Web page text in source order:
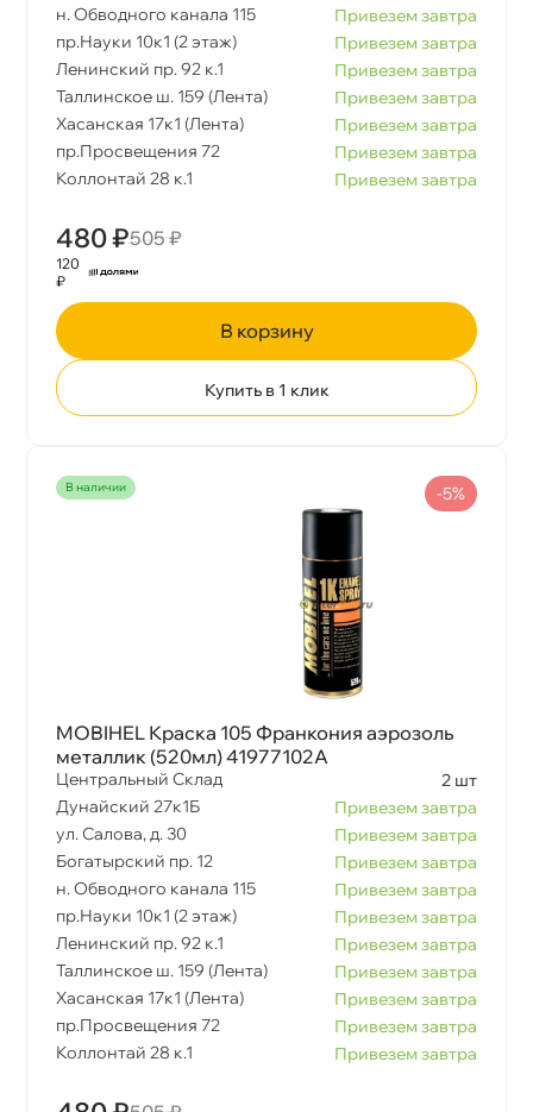
н. Обводного канала 115
Привезем завтра
пр.Науки 10к1 (2 этаж)
Привезем завтра
Ленинский пр. 92 к.1
Привезем завтра
Таллинское ш. 159 (Лента)
Привезем завтра
Хасанская 17к1 (Лента)
Привезем завтра
пр.Просвещения 72
Привезем завтра
Коллонтай 28 к.1
Привезем завтра
480 ₽505 ₽
120
₽
корзину
Купить в 1 клик
наличии
MOBIHEL Краска 105 Франкония аэрозоль
металлик (520мл) 41977102A
Центральный Склад
2 шт
Дунайский 27к1Б
Привезем завтра
ул. Салова, д. 30
Привезем завтра
Богатырский пр. 12
Привезем завтра
н. Обводного канала 115
Привезем завтра
пр.Науки 10к1 (2 этаж)
Привезем завтра
Ленинский пр. 92 к.1
Привезем завтра
Таллинское ш. 159 (Лента)
Привезем завтра
Хасанская 17к1 (Лента)
Привезем завтра
пр.Просвещения 72
Привезем завтра
Коллонтай 28 к.1
Привезем завтра
-5%